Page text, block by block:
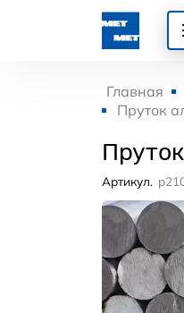
Главная
Пруток
Артикул.